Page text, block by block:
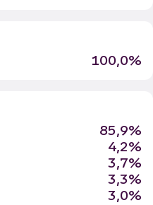
100,0%
85,9%
4,2%
3,7%
3,3%
3,0%